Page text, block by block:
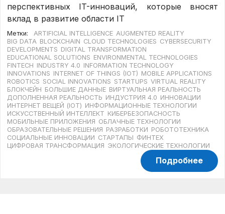
перспективных IT-инноваций, которые вносят
вклад в развитие области IT
Метки: ARTIFICIAL INTELLIGENCE AUGMENTED REALITY
BIG DATA BLOCKCHAIN CLOUD TECHNOLOGIES CYBERSECURITY
DEVELOPMENTS DIGITAL TRANSFORMATION
EDUCATIONAL SOLUTIONS ENVIRONMENTAL TECHNOLOGIES
FINTECH INDUSTRY 4.0 INFORMATION TECHNOLOGY
INNOVATIONS INTERNET OF THINGS (IOT) MOBILE APPLICATIONS
ROBOTICS SOCIAL INNOVATIONS STARTUPS VIRTUAL REALITY
БЛОКЧЕЙН БОЛЬШИЕ ДАННЫЕ ВИРТУАЛЬНАЯ РЕАЛЬНОСТЬ
ДОПОЛНЕННАЯ РЕАЛЬНОСТЬ ИНДУСТРИЯ 4.0 ИННОВАЦИИ
ИНТЕРНЕТ ВЕЩЕЙ (IOT) ИНФОРМАЦИОННЫЕ ТЕХНОЛОГИИ
ИСКУССТВЕННЫЙ ИНТЕЛЛЕКТ КИБЕРБЕЗОПАСНОСТЬ
МОБИЛЬНЫЕ ПРИЛОЖЕНИЯ ОБЛАЧНЫЕ ТЕХНОЛОГИИ
ОБРАЗОВАТЕЛЬНЫЕ РЕШЕНИЯ РАЗРАБОТКИ РОБОТОТЕХНИКА
СОЦИАЛЬНЫЕ ИННОВАЦИИ СТАРТАПЫ ФИНТЕХ
ЦИФРОВАЯ ТРАНСФОРМАЦИЯ ЭКОЛОГИЧЕСКИЕ ТЕХНОЛОГИИ
Подробнее